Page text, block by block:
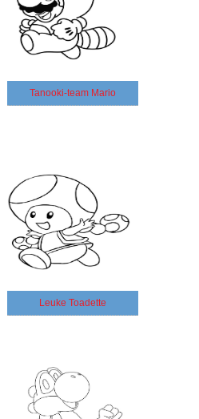
Tanooki-team Mario
Leuke Toadette